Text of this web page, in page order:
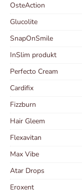
OsteAction
Glucolite
SnapOnSmile
InSlim produkt
Perfecto Cream
Cardifix
Fizzburn
Hair Gleem
Flexavitan
Max Vibe
Atar Drops
Eroxent